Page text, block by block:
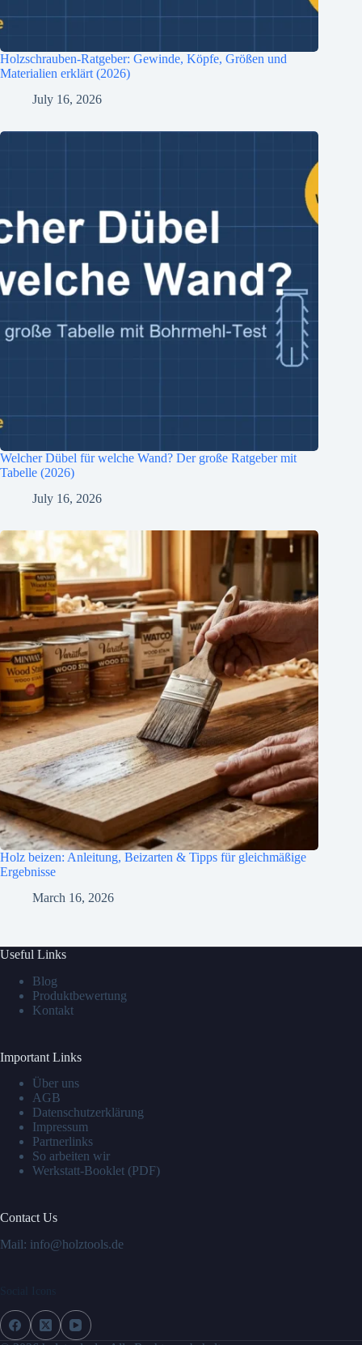
Holzschrauben-Ratgeber: Gewinde, Köpfe, Größen und
Materialien erklärt (2026)
July 16, 2026
Welcher Dübel für welche Wand? Der große Ratgeber mit
Tabelle (2026)
July 16, 2026
Holz beizen: Anleitung, Beizarten & Tipps für gleichmäßige
Ergebnisse
March 16, 2026
Useful Links
Blog
Produktbewertung
Kontakt
Important Links
Über uns
AGB
Datenschutzerklärung
Impressum
Partnerlinks
So arbeiten wir
Werkstatt-Booklet (PDF)
Contact Us
Mail: info@holztools.de